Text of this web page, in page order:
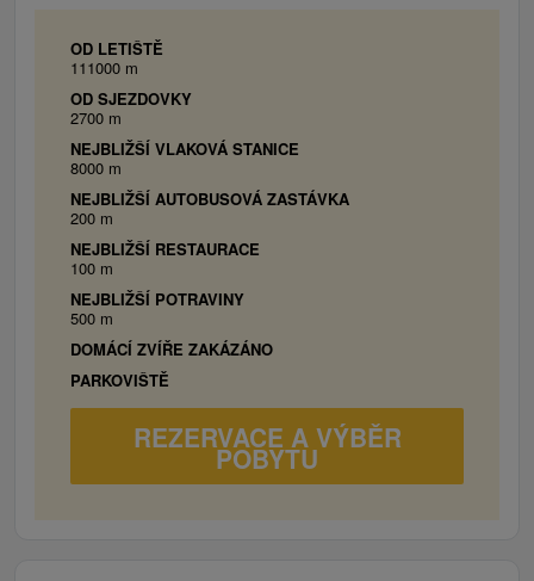
1x Apartmán:
jednolôžková posteľ, kuchyňa (elektrický
sporák, mikrovlnná rúra, rýchlovarná kanvica,
chladnička, mraznička a jedálenské
posedenie), WiFi, TV/SAT, rádio, kúpelňa
(toaleta, umývadlo, sprchový kút).
OD LETIŠTĚ
111000 m
OD SJEZDOVKY
2700 m
NEJBLIŽŠÍ VLAKOVÁ STANICE
8000 m
NEJBLIŽŠÍ AUTOBUSOVÁ ZASTÁVKA
200 m
NEJBLIŽŠÍ RESTAURACE
100 m
NEJBLIŽŠÍ POTRAVINY
500 m
DOMÁCÍ ZVÍŘE ZAKÁZÁNO
PARKOVIŠTĚ
REZERVACE A VÝBĚR
POBYTU